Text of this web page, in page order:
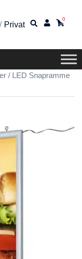
/ Privat
0
/ LED Snapramme